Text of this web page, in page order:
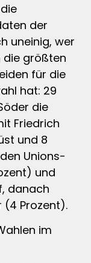
der
uneinig, wer
die größten
für die
hat: 29
die
Friedrich
und 8
Unions-
und
danach
(4 Prozent).
im